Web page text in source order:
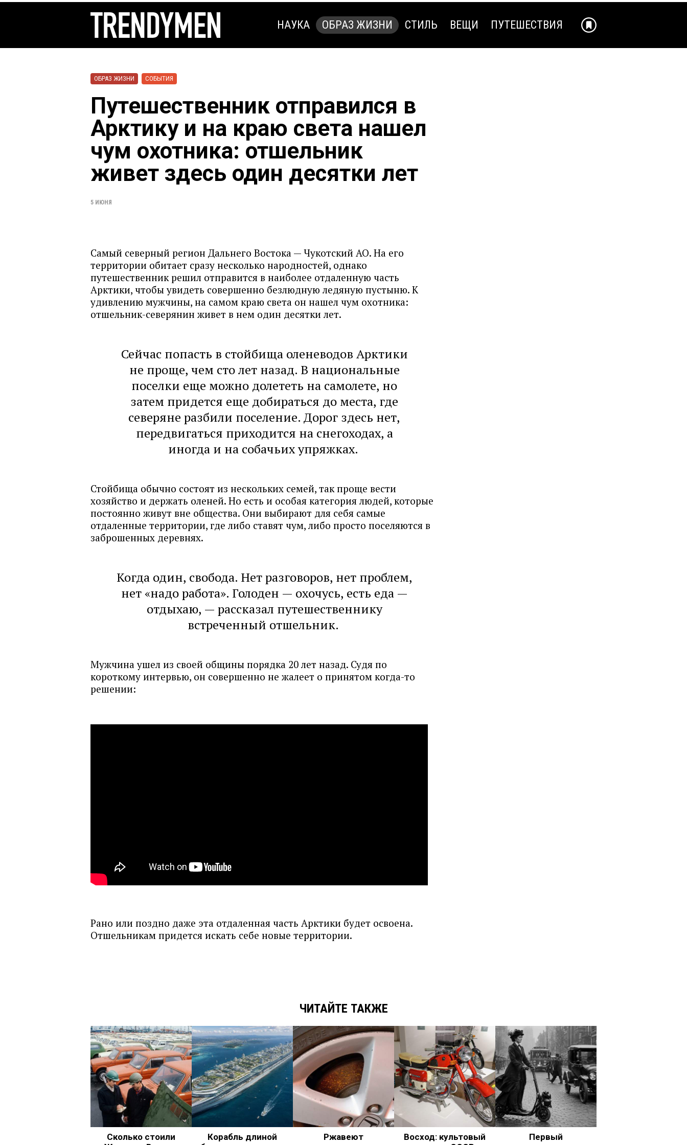
НАУКА ОБРАЗ ЖИЗНИ СТИЛЬ ВЕЩИ ПУТЕШЕСТВИЯ
ОБРАЗ ЖИЗНИ СОБЫТИЯ
Путешественник отправился в
Арктику и на краю света нашел
чум охотника: отшельник
живет здесь один десятки лет
5 ИЮНЯ
Самый северный регион Дальнего Востока — Чукотский АО. На его
территории обитает сразу несколько народностей, однако
путешественник решил отправится в наиболее отдаленную часть
Арктики, чтобы увидеть совершенно безлюдную ледяную пустыню. К
удивлению мужчины, на самом краю света он нашел чум охотника:
отшельник-северянин живет в нем один десятки лет.
Сейчас попасть в стойбища оленеводов Арктики
не проще, чем сто лет назад. В национальные
поселки еще можно долететь на самолете, но
затем придется еще добираться до места, где
северяне разбили поселение. Дорог здесь нет,
передвигаться приходится на снегоходах, а
иногда и на собачьих упряжках.
Стойбища обычно состоят из нескольких семей, так проще вести
хозяйство и держать оленей. Но есть и особая категория людей, которые
постоянно живут вне общества. Они выбирают для себя самые
отдаленные территории, где либо ставят чум, либо просто поселяются в
заброшенных деревнях.
Когда один, свобода. Нет разговоров, нет проблем,
нет «надо работа». Голоден — охочусь, есть еда —
отдыхаю, — рассказал путешественнику
встреченный отшельник.
Мужчина ушел из своей общины порядка 20 лет назад. Судя по
короткому интервью, он совершенно не жалеет о принятом когда-то
решении:
Рано или поздно даже эта отдаленная часть Арктики будет освоена.
Отшельникам придется искать себе новые территории.
ЧИТАЙТЕ ТАКЖЕ
Сколько стоили
Корабль длиной
Ржавеют
Восход: культовый
Первый